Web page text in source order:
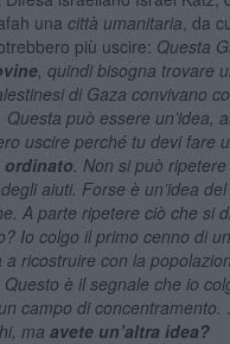
una città umanitaria , da
più uscire: Questa
, quindi bisogna trovare
di Gaza convivano
può essere un’idea,
uscire perché tu devi fare
. Non si può
aiuti. Forse è un’idea
A parte ripetere ciò che si
Io colgo il primo cenno di
a ricostruire con la
è il segnale che io
campo di concentramento.
ma avete un’altra idea?